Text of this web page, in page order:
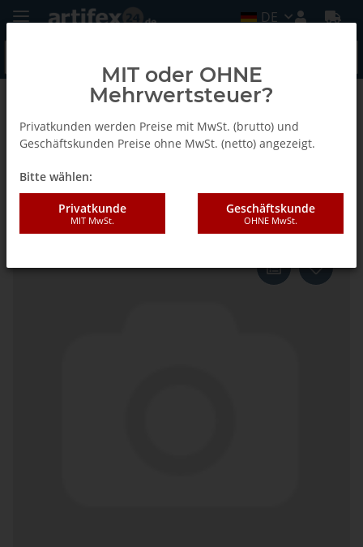
DE
Zurück zur Liste Fein
Fein E-Cut Standard-Sägeblätter,
Breite 65 mm, VE 5 St
MIT oder OHNE
Mehrwertsteuer?
Privatkunden werden Preise mit MwSt. (brutto) und
Geschäftskunden Preise ohne MwSt. (netto) angezeigt.
Bitte wählen:
Privatkunde
MIT MwSt.
Geschäftskunde
OHNE MwSt.